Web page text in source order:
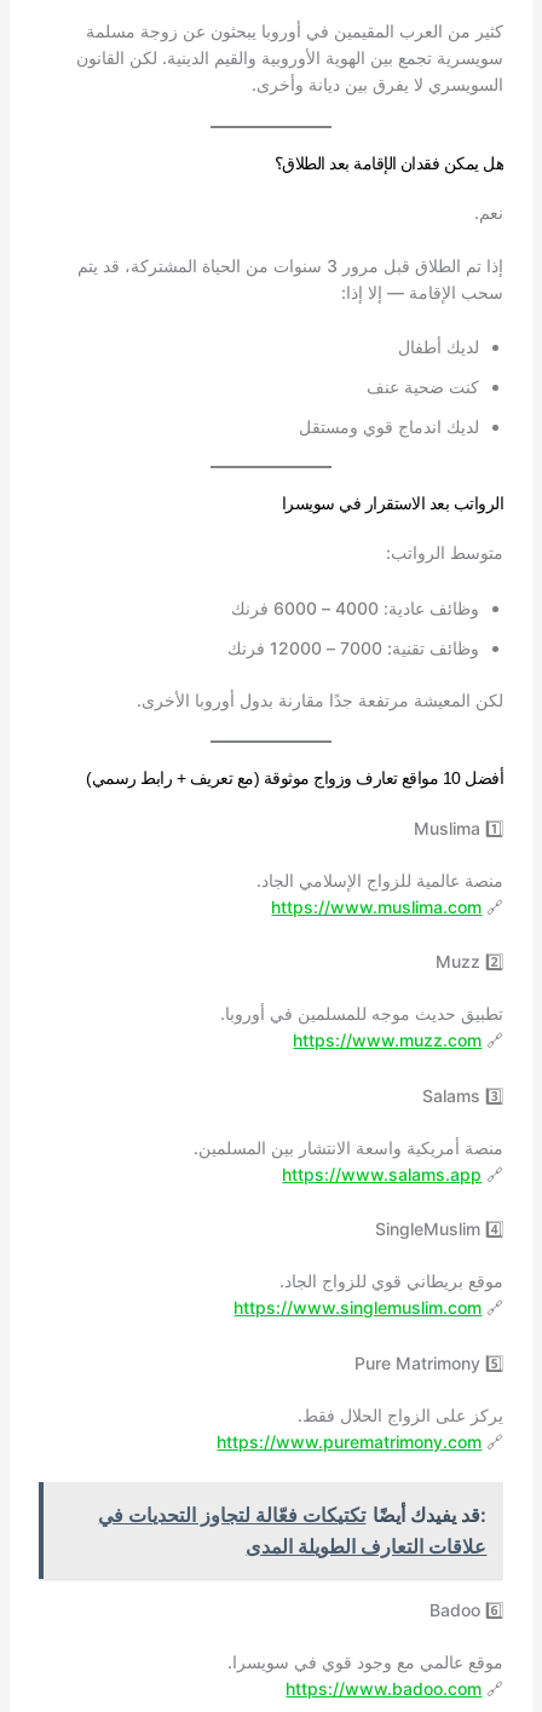
كثير من العرب المقيمين في أوروبا يبحثون عن زوجة مسلمة
سويسرية تجمع بين الهوية الأوروبية والقيم الدينية. لكن القانون
السويسري لا يفرق بين ديانة وأخرى.
هل يمكن فقدان الإقامة بعد الطلاق؟
نعم.
إذا تم الطلاق قبل مرور 3 سنوات من الحياة المشتركة، قد يتم
سحب الإقامة — إلا إذا:
لديك أطفال
كنت ضحية عنف
لديك اندماج قوي ومستقل
الرواتب بعد الاستقرار في سويسرا
متوسط الرواتب:
وظائف عادية: 4000 – 6000 فرنك
وظائف تقنية: 7000 – 12000 فرنك
لكن المعيشة مرتفعة جدًا مقارنة بدول أوروبا الأخرى.
أفضل 10 مواقع تعارف وزواج موثوقة (مع تعريف + رابط رسمي)
1️⃣ Muslima
منصة عالمية للزواج الإسلامي الجاد.
🔗
https://www.muslima.com
2️⃣ Muzz
تطبيق حديث موجه للمسلمين في أوروبا.
🔗
https://www.muzz.com
3️⃣ Salams
منصة أمريكية واسعة الانتشار بين المسلمين.
🔗
https://www.salams.app
4️⃣ SingleMuslim
موقع بريطاني قوي للزواج الجاد.
🔗
https://www.singlemuslim.com
5️⃣ Pure Matrimony
يركز على الزواج الحلال فقط.
🔗
https://www.purematrimony.com
:قد يفيدك أيضًا تكتيكات فعّالة لتجاوز التحديات في
علاقات التعارف الطويلة المدى
6️⃣ Badoo
موقع عالمي مع وجود قوي في سويسرا.
🔗
https://www.badoo.com